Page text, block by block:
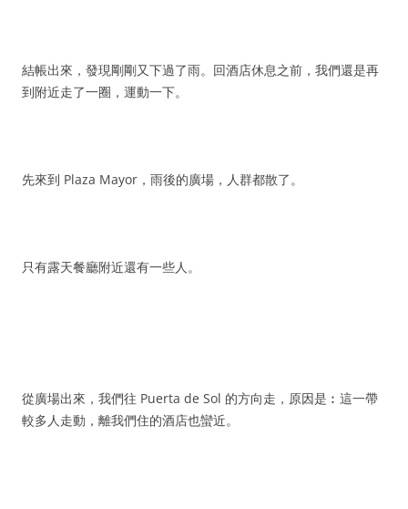
結帳出來，發現剛剛又下過了雨。回酒店休息之前，我們還是再
到附近走了一圈，運動一下。
先來到 Plaza Mayor，雨後的廣場，人群都散了。
只有露天餐廳附近還有一些人。
從廣場出來，我們往 Puerta de Sol 的方向走，原因是︰這一帶
較多人走動，離我們住的酒店也蠻近。